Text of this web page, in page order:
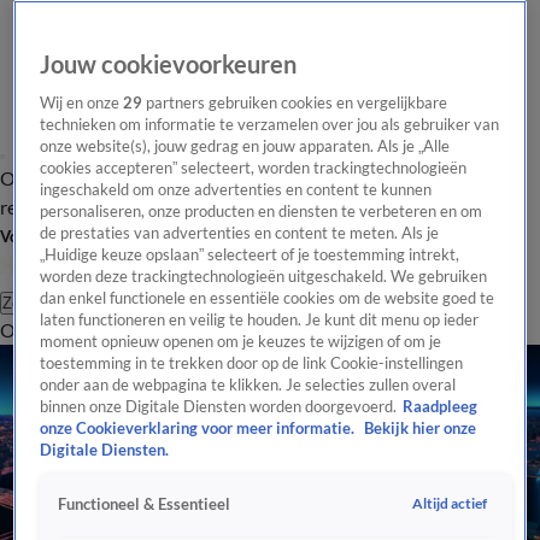
Overzicht Laatste nieuws Regionieuws Het beste van Hart
Tip de
redactie
Volg Hart van Nederland
Zoeken
OverzichtRegioUitzendingenWeerTip de redactiePanelVideo's
Jouw cookievoorkeuren
Wij en onze29 partners gebruiken cookies en vergelijkbare
technieken om informatie te verzamelen over jou als gebruiker van
onze website(s), jouw gedrag en jouw apparaten. Als je „Alle
cookies accepteren” selecteert, worden trackingtechnologieën
ingeschakeld om onze advertenties en content te kunnen
personaliseren, onze producten en diensten te verbeteren en om
de prestaties van advertenties en content te meten. Als je
„Huidige keuze opslaan” selecteert of je toestemming intrekt,
worden deze trackingtechnologieën uitgeschakeld. We gebruiken
dan enkel functionele en essentiële cookies om de website goed te
laten functioneren en veilig te houden. Je kunt dit menu op ieder
moment opnieuw openen om je keuzes te wijzigen of om je
toestemming in te trekken door op de link Cookie-instellingen
onder aan de webpagina te klikken. Je selecties zullen overal
binnen onze Digitale Diensten worden doorgevoerd. Raadpleeg
onze Cookieverklaring voor meer informatie.
Bekijk hier onze
Digitale Diensten.
Functioneel & Essentieel Altijd actief